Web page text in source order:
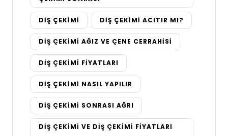
DIŞ ÇEKIMI DIŞ ÇEKIMI ACITIR MI?
DIŞ ÇEKIMI AĞIZ VE ÇENE CERRAHISI
DIŞ ÇEKIMI FIYATLARI
DIŞ ÇEKIMI NASIL YAPILIR
DIŞ ÇEKIMI SONRASI AĞRI
DIŞ ÇEKIMI VE DIŞ ÇEKIMI FIYATLARI